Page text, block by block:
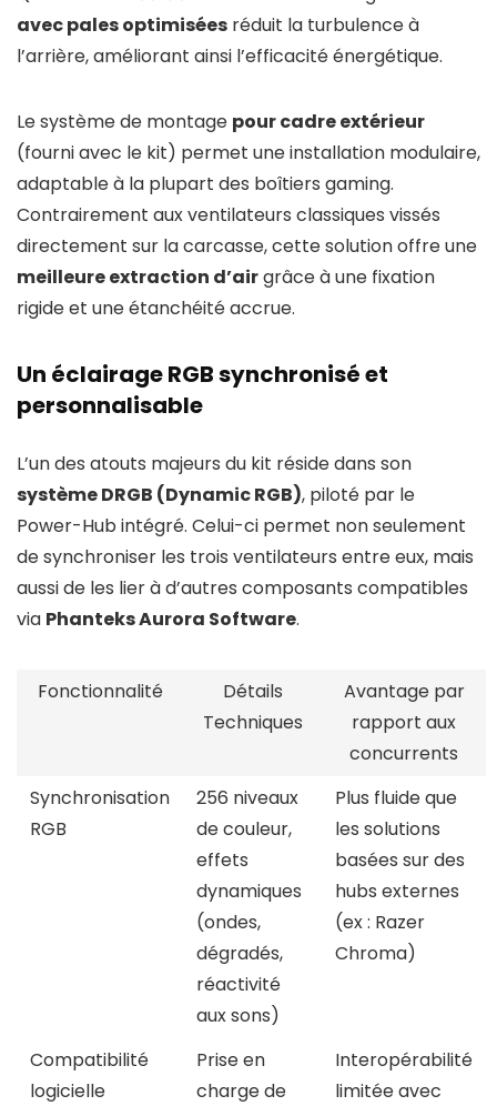
avec pales optimisées réduit la turbulence à
l’arrière, améliorant ainsi l’efficacité énergétique.
Le système de montage pour cadre extérieur
(fourni avec le kit) permet une installation modulaire,
adaptable à la plupart des boîtiers gaming.
Contrairement aux ventilateurs classiques vissés
directement sur la carcasse, cette solution offre une
meilleure extraction d’airgrâce à une fixation
rigide et une étanchéité accrue.
Un éclairage RGB synchronisé et
personnalisable
L’un des atouts majeurs du kit réside dans son
système DRGB (Dynamic RGB), piloté par le
Power-Hub intégré. Celui-ci permet non seulement
de synchroniser les trois ventilateurs entre eux, mais
aussi de les lier à d’autres composants compatibles
via Phanteks Aurora Software.
Fonctionnalité
Détails
Techniques
Avantage par
rapport aux
concurrents
Synchronisation
RGB
256 niveaux
de couleur,
effets
dynamiques
(ondes,
dégradés,
réactivité
aux sons)
Plus fluide que
les solutions
basées sur des
hubs externes
(ex : Razer
Chroma)
Compatibilité
logicielle
Prise en
charge de
Interopérabilité
limitée avec